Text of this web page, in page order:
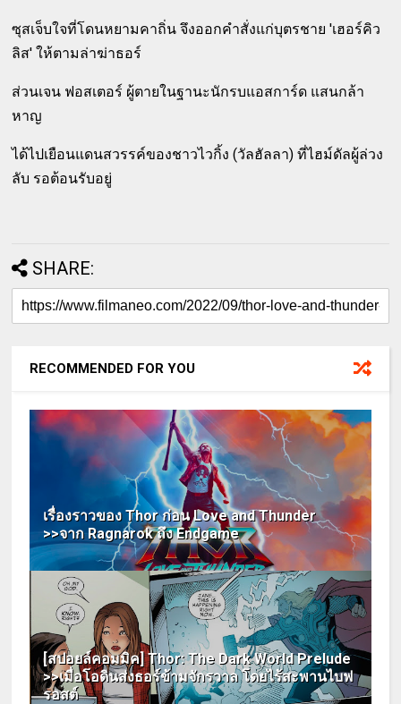
ซุสเจ็บใจที่โดนหยามคาถิ่น จึงออกคำสั่งแก่บุตรชาย 'เฮอร์คิว
ลิส' ให้ตามล่าฆ่าธอร์
ส่วนเจน ฟอสเตอร์ ผู้ตายในฐานะนักรบแอสการ์ด แสนกล้า
หาญ
ได้ไปเยือนแดนสวรรค์ของชาวไวกิ้ง (วัลฮัลลา) ที่ไฮม์ดัลผู้ล่วง
ลับ รอต้อนรับอยู่
SHARE:
RECOMMENDED FOR YOU
เรื่องราวของ Thor ก่อน Love and Thunder
>>จาก Ragnarok ถึง Endgame
[สปอยล์คอมมิค] Thor: The Dark World Prelude
>>เมื่อโอดินส่งธอร์ข้ามจักรวาล โดยไร้สะพานไบฟ
รอสต์